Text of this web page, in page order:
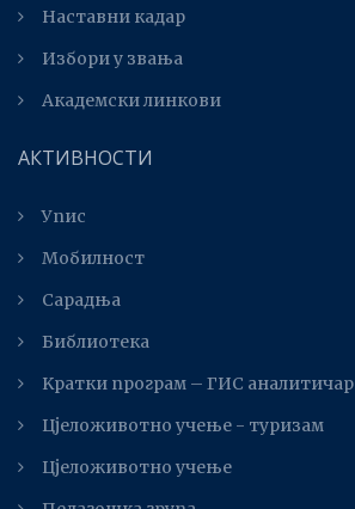
Наставни кадар
Избори у звања
Академски линкови
АКТИВНОСТИ
Упис
Мобилност
Сарадња
Библиотека
Kратки програм – ГИС аналитичар
Цјеложивотно учење - туризам
Цјеложивотно учење